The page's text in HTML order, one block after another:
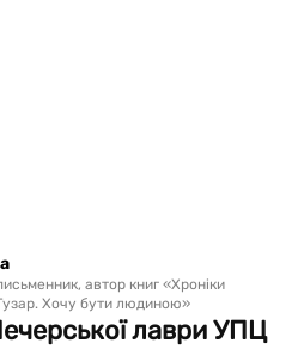
автор книг «Хроніки
Хочу бути людиною»
лаври УПЦ